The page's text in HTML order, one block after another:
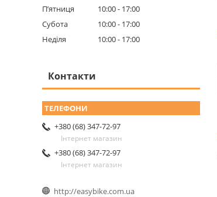
Пʼятниця
10:00
17:00
Субота
10:00
17:00
Неділя
10:00 17:00
Контакти
+380 (68) 347-72-97
Інтернет магазин
+380 (68) 347-72-97
Інтернет магазин
http://easybike.com.ua